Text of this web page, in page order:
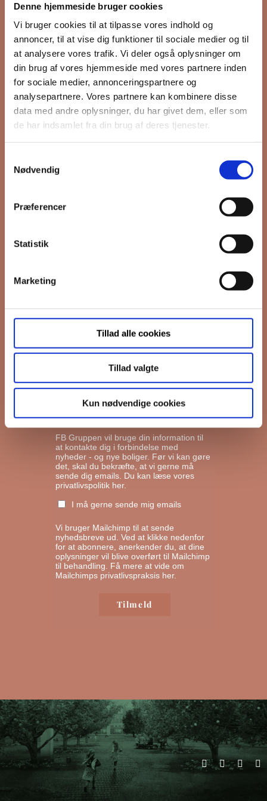
Denne hjemmeside bruger cookies
Vi bruger cookies til at tilpasse vores indhold og
annoncer, til at vise dig funktioner til sociale medier og til
at analysere vores trafik. Vi deler også oplysninger om
din brug af vores hjemmeside med vores partnere inden
for sociale medier, annonceringspartnere og
analysepartnere. Vores partnere kan kombinere disse
data med andre oplysninger, du har givet dem, eller som
de har indsamlet fra din brug af deres tjenester.
Nødvendig
Præferencer
Statistik
Marketing
Tillad alle cookies
Tillad valgte
Kun nødvendige cookies
nyhedsbrev
Hold dig opdateret på hvad der sker
på Grønttorvet. I vores nyhedsbrev
sender vi blandt andet invitation til
VIP Åbent Hus, når vi sætter nye
boliger til salg og udlejning, så du
Interesseret i
Ejerboliger
Lejeboliger
Andelsboliger
Markedsføringstilladelse
FB Gruppen vil bruge din information til
at kontakte dig i forbindelse med
nyheder - og nye boliger. Før vi kan gøre
det, skal du bekræfte, at vi gerne må
sende dig emails. Du kan læse vores
privatlivspolitik her.
I må gerne sende mig emails
Vi bruger Mailchimp til at sende
nyhedsbreve ud. Ved at klikke nedenfor
for at abonnere, anerkender du, at dine
oplysninger vil blive overført til Mailchimp
til behandling. Få mere at vide om
Mailchimps privatlivspraksis her.